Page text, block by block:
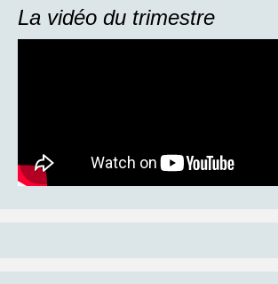
La vidéo du trimestre